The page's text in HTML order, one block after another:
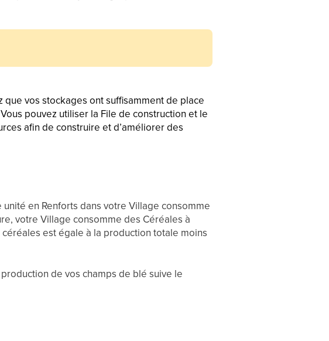
vos stockages ont suffisamment de place
pouvez utiliser la File de construction et le
afin de construire et d’améliorer des
en Renforts dans votre Village consomme
votre Village consomme des Céréales à
est égale à la production totale moins
de vos champs de blé suive le